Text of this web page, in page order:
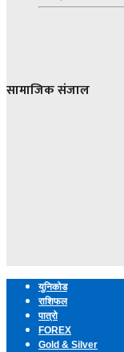
सामाजिक संजाल
युनिकोड
राशिफल
पात्रो
FOREX
Gold & Silver